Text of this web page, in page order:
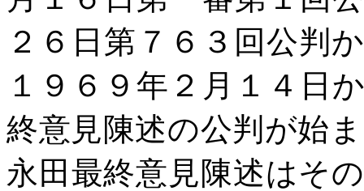
２６日第７６３回公判
１９６９年２月１４日
終意見陳述の公判が始
永田最終意見陳述はそ